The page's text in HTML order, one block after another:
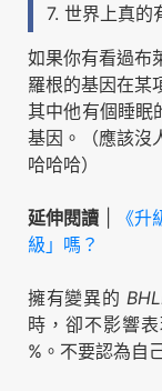
7. 世界上真的
如果你有看過布
羅根的基因在某
其中他有個睡
基因。（應該沒
哈哈哈）
延伸閱讀
《
級」嗎？
擁有變異的
時，卻不影響
%。不要認為自